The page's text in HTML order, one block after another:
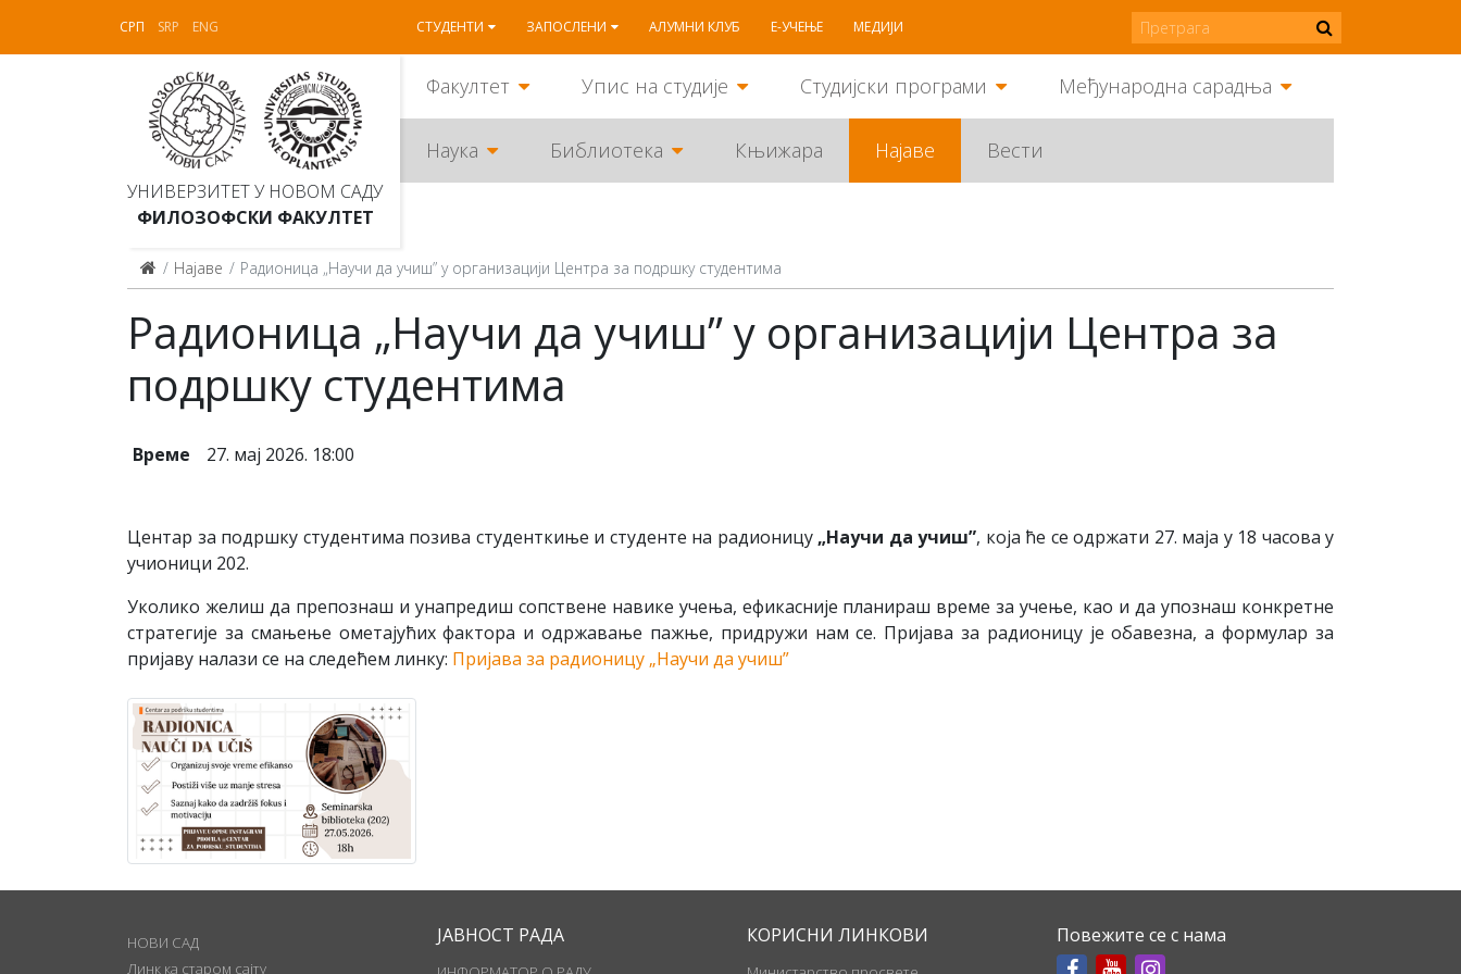
СРП SRP ENG СТУДЕНТИ ЗАПОСЛЕНИ АЛУМНИ КЛУБ Е-УЧЕЊЕ МЕДИЈИ
УНИВЕРЗИТЕТ У НОВОМ САДУ
ФИЛОЗОФСКИ ФАКУЛТЕТ
Факултет Упис на студије Студијски програми Међународна сарадња
Наука Библиотека Књижара Најаве Вести
Најаве Радионица „Научи да учиш” у организацији Центра за подршку студентима
Радионица „Научи да учиш” у организацији Центра за
подршку студентима
Време 27. мај 2026. 18:00
Центар за подршку студентима позива студенткиње и студенте на радионицу „Научи да учиш”, која ће се одржати 27. маја у 18 часова у
учионици 202.
Уколико желиш да препознаш и унапредиш сопствене навике учења, ефикасније планираш време за учење, као и да упознаш конкретне
стратегије за смањење ометајућих фактора и одржавање пажње, придружи нам се. Пријава за радионицу је обавезна, а формулар за
пријаву налази се на следећем линку: Пријава за радионицу „Научи да учиш”
НОВИ САД
Линк ка старом сајту
ЈАВНОСТ РАДА КОРИСНИ ЛИНКОВИ Повежите се с нама